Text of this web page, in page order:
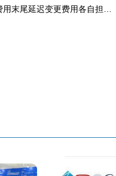
末尾延迟变更费用各自担…